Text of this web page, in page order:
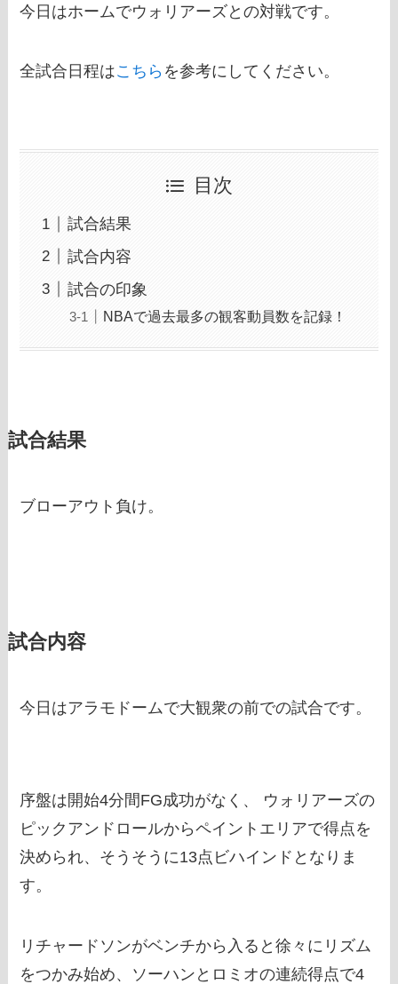
今日はホームでウォリアーズとの対戦です。
全試合日程はこちら を参考にしてください。
目次
試合結果
試合内容
試合の印象
NBAで過去最多の観客動員数を記録！
試合結果
ブローアウト負け。
試合内容
今日はアラモドームで大観衆の前での試合です。
序盤は開始4分間FG成功がなく、 ウォリアーズの
ピックアンドロールからペイントエリアで得点を
決められ、そうそうに13点ビハインドとなりま
す。
リチャードソンがベンチから入ると徐々にリズム
をつかみ始め、ソーハンとロミオの連続得点で4